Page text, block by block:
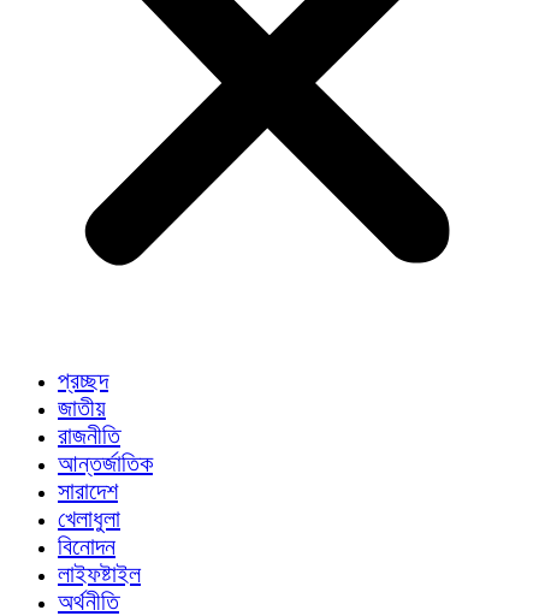
প্রচ্ছদ
জাতীয়
রাজনীতি
আন্তর্জাতিক
সারাদেশ
খেলাধুলা
বিনোদন
লাইফষ্টাইল
অর্থনীতি